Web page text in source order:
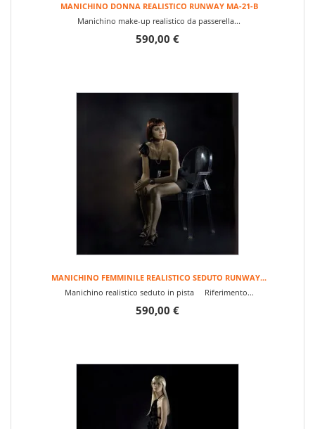
MANICHINO DONNA REALISTICO RUNWAY MA-21-B
Manichino make-up realistico da passerella...
590,00 €
MANICHINO FEMMINILE REALISTICO SEDUTO RUNWAY...
Manichino realistico seduto in pista Riferimento...
590,00 €